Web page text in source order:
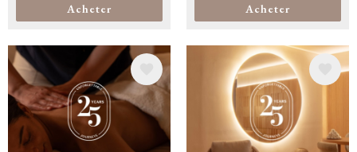
Acheter Acheter
Image Image